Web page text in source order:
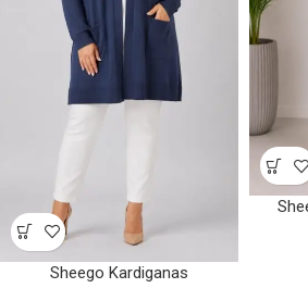
Sheego Kardiganas